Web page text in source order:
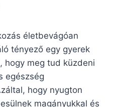
életbevágóan
tényező egy gyerek
hogy meg tud küzdeni
egészség
hogy nyugton
magányukkal és